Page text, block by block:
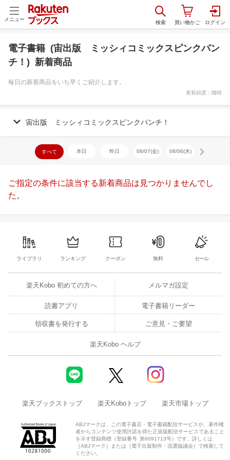
メニュー
電子書籍 (宙出版 ミッシィコミックスピンクパン
チ！) 新着商品
毎日の新着商品をいち早くご紹介します。
更新頻度：随時
宙出版 ミッシィコミックスピンクパンチ！
すべて 本日 昨日 08/07(金) 08/06(木) 08/05(水)
ご指定の条件に該当する新着商品は見つかりませんでし
た。
ライブラリ ランキング クーポン 無料 セール
楽天Kobo 初めての方へ メルマガ設定
読書アプリ 電子書籍リーダー
領収書を発行する ご意見・ご要望
楽天Kobo ヘルプ
楽天ブックストップ 楽天Koboトップ 楽天市場トップ
ABJマークは、この電子書店・電子書籍配信サービスが、著作権
者からコンテンツ使用許諾を得た正規版配信サービスであること
を示す登録商標（登録番号 第6091713号）です。詳しくは
［ABJマーク］または［電子出版制作・流通協議会］で検索して
ください。